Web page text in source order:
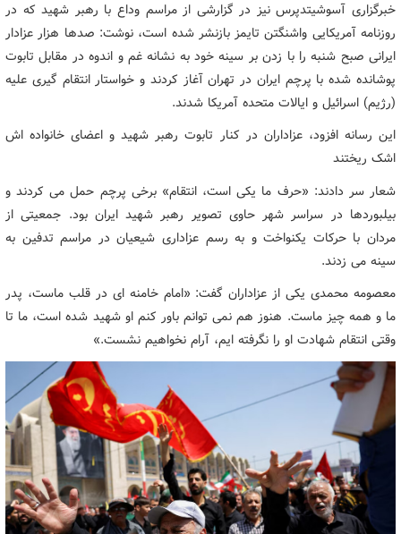
خبرگزاری آسوشیتدپرس نیز در گزارشی از مراسم وداع با رهبر شهید که در
روزنامه آمریکایی واشنگتن تایمز بازنشر شده است، نوشت: صدها هزار عزادار
ایرانی صبح شنبه را با زدن بر سینه خود به نشانه غم و اندوه در مقابل تابوت
پوشانده شده با پرچم ایران در تهران آغاز کردند و خواستار انتقام گیری علیه
(رژیم) اسرائیل و ایالات متحده آمریکا شدند.
این رسانه افزود، عزاداران در کنار تابوت رهبر شهید و اعضای خانواده اش
اشک ریختند
شعار سر دادند: «حرف ما یکی است، انتقام» برخی پرچم حمل می کردند و
بیلبوردها در سراسر شهر حاوی تصویر رهبر شهید ایران بود. جمعیتی از
مردان با حرکات یکنواخت و به رسم عزاداری شیعیان در مراسم تدفین به
سینه می زدند.
معصومه محمدی یکی از عزاداران گفت: «امام خامنه ای در قلب ماست، پدر
ما و همه چیز ماست. هنوز هم نمی توانم باور کنم او شهید شده است، ما تا
وقتی انتقام شهادت او را نگرفته ایم، آرام نخواهیم نشست.»